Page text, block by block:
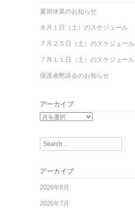
夏期休業のお知らせ
８月１日（土）のスケジュール
７月２５日（土）のスケジュール
７月１１日（土）のスケジュール
保護者懇談会のお知らせ
アーカイブ
Search
アーカイブ
2026年8月
2026年7月